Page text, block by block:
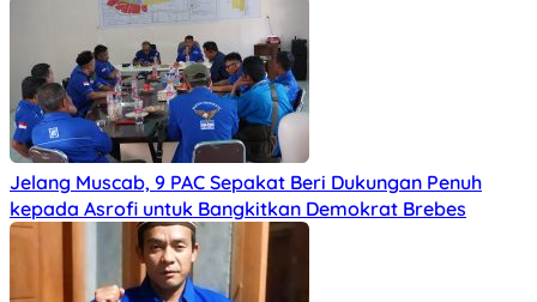
Jelang Muscab, 9 PAC Sepakat Beri Dukungan Penuh
kepada Asrofi untuk Bangkitkan Demokrat Brebes